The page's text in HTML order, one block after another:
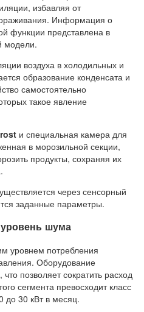
избавляя от
Информация о
функции представлена в
модели.
воздуха в холодильных и
образование конденсата и
самостоятельно
такое явление
и специальная камера для
в морозильной секции,
продукты, сохраняя их
через сенсорный
заданные параметры.
шума
уровнем потребления
Оборудование
позволяет сократить расход
сегмента превосходит класс
до 30 кВт в месяц.